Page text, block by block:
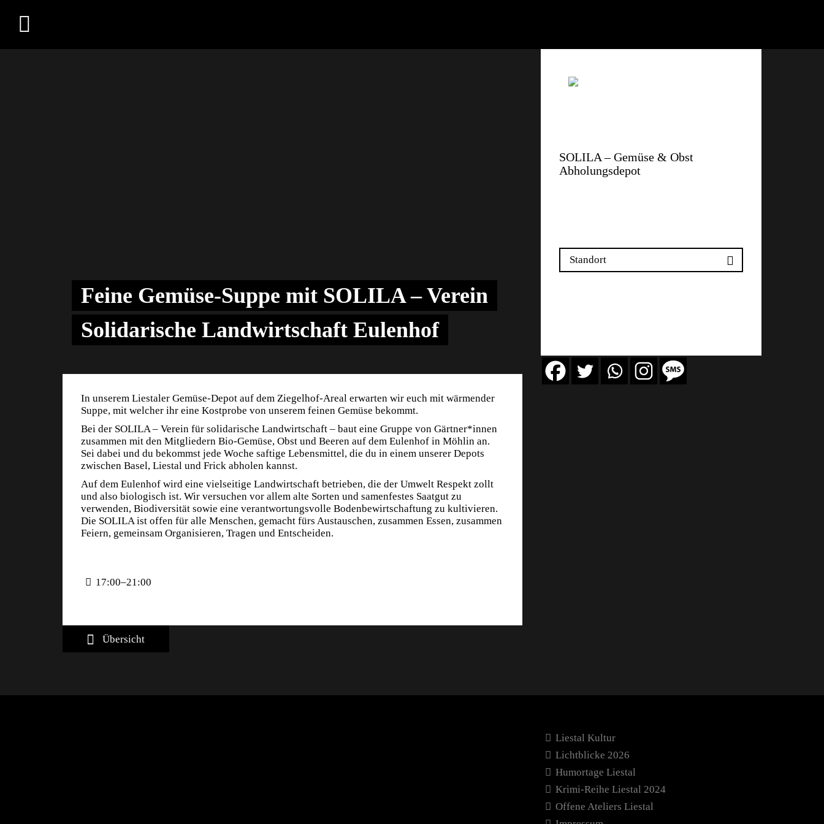
Feine Gemüse-Suppe mit SOLILA – Verein
Solidarische Landwirtschaft Eulenhof
In unserem Liestaler Gemüse-Depot auf dem Ziegelhof-Areal erwarten wir euch mit wärmender
Suppe, mit welcher ihr eine Kostprobe von unserem feinen Gemüse bekommt.
Bei der SOLILA – Verein für solidarische Landwirtschaft – baut eine Gruppe von Gärtner*innen
zusammen mit den Mitgliedern Bio-Gemüse, Obst und Beeren auf dem Eulenhof in Möhlin an.
Sei dabei und du bekommst jede Woche saftige Lebensmittel, die du in einem unserer Depots
zwischen Basel, Liestal und Frick abholen kannst.
Auf dem Eulenhof wird eine vielseitige Landwirtschaft betrieben, die der Umwelt Respekt zollt
und also biologisch ist. Wir versuchen vor allem alte Sorten und samenfestes Saatgut zu
verwenden, Biodiversität sowie eine verantwortungsvolle Bodenbewirtschaftung zu kultivieren.
Die SOLILA ist offen für alle Menschen, gemacht fürs Austauschen, zusammen Essen, zusammen
Feiern, gemeinsam Organisieren, Tragen und Entscheiden.
17:00–21:00
SOLILA – Gemüse & Obst
Abholungsdepot
Standort
Übersicht
Liestal Kultur
Lichtblicke 2026
Humortage Liestal
Krimi-Reihe Liestal 2024
Offene Ateliers Liestal